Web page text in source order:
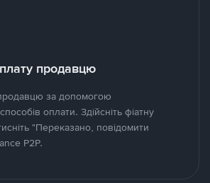
продавцю
за допомогою
оплати. Здійсніть фіатну
"Переказано, повідомити
P2P.